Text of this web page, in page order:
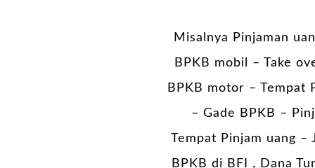
Misalnya Pinjaman
BPKB mobil
– Take
BPKB motor – Tempat
– Gade BPKB –
Tempat Pinjam uang –
BPKB di BFI , Dana